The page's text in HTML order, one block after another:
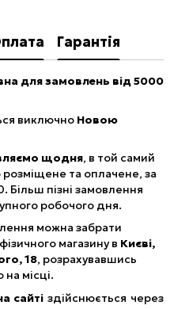
Гарантія
для замовлень від 5000
виключно Новою
щодня, в той самий
та оплачене, за
Більш пізні замовлення
робочого дня.
можна забрати
магазину в Києві,
18, розрахувавшись
місці.
сайтіздійснюється через